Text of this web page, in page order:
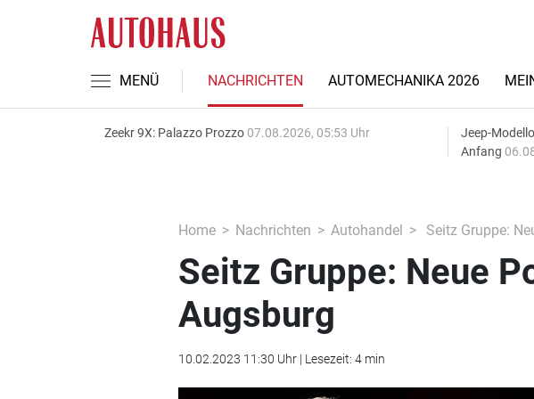
MENÜ NACHRICHTEN AUTOMECHANIKA 2026
Zeekr 9X: Palazzo Prozzo 07.08.2026, 05:53 Uhr
Jeep-
Anfang
Home Nachrichten Autohandel Seitz Gruppe:
Seitz Gruppe: Neue
Augsburg
10.02.2023 11:30 Uhr | Lesezeit: 4 min